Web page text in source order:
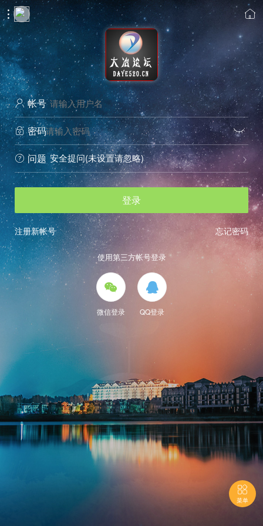
 
 帐号
 密码 
 问题 
安全提问(未设置请忽略)
登录
忘记密码
注册新帐号
使用第三方帐号登录

微信登录

QQ登录

菜单